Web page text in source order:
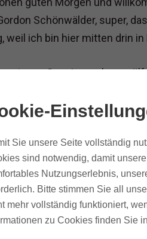
Schönwälder, super,
weil ich bin hier mitten drin in
Session, zehn,
Podcast, der hat heute
mit jemandem und wir
und im Podcast
muss ich die wohl mal
ich in meinem Kurs was
geschrieben. Total
Sie unsere Seite vollständig
sind notwendig, damit
Nutzungserlebnis,
Bitte stimmen Sie all
mehr vollständig funktioniert,
zu Cookies finden Sie